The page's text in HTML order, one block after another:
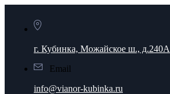
г. Кубинка, Можайское ш., д.240А
Email
info@vianor-kubinka.ru